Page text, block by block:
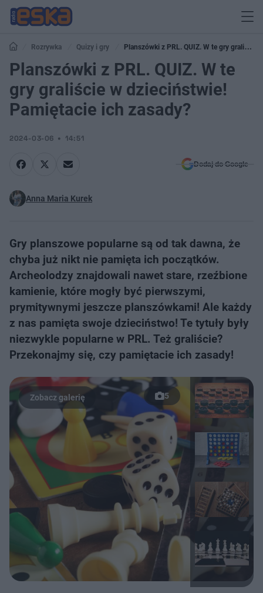
Rozrywka Quizy i gry
Planszówki z PRL. QUIZ. W te gry graliście
w dzieciństwie! Pamiętacie ich zasady?
Planszówki z PRL. QUIZ. W te
gry graliście w dzieciństwie!
Pamiętacie ich zasady?
2024-03-06 14:51
Dodaj do Google
Anna Maria Kurek
Gry planszowe popularne są od tak dawna, że
chyba już nikt nie pamięta ich początków.
Archeolodzy znajdowali nawet stare, rzeźbione
kamienie, które mogły być pierwszymi,
prymitywnymi jeszcze planszówkami! Ale każdy
z nas pamięta swoje dzieciństwo! Te tytuły były
niezwykle popularne w PRL. Też graliście?
Przekonajmy się, czy pamiętacie ich zasady!
5